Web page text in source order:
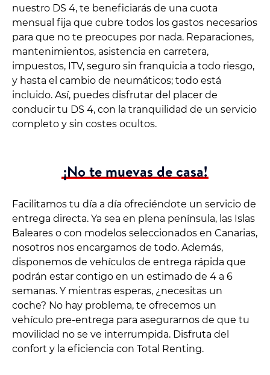
nuestro DS 4, te beneficiarás de una cuota
mensual fija que cubre todos los gastos necesarios
para que no te preocupes por nada. Reparaciones,
mantenimientos, asistencia en carretera,
impuestos, ITV, seguro sin franquicia a todo riesgo,
y hasta el cambio de neumáticos; todo está
incluido. Así, puedes disfrutar del placer de
conducir tu DS 4, con la tranquilidad de un servicio
completo y sin costes ocultos.
¡No te muevas de casa!
Facilitamos tu día a día ofreciéndote un servicio de
entrega directa. Ya sea en plena península, las Islas
Baleares o con modelos seleccionados en Canarias,
nosotros nos encargamos de todo. Además,
disponemos de vehículos de entrega rápida que
podrán estar contigo en un estimado de 4 a 6
semanas. Y mientras esperas, ¿necesitas un
coche? No hay problema, te ofrecemos un
vehículo pre-entrega para asegurarnos de que tu
movilidad no se ve interrumpida. Disfruta del
confort y la eficiencia con Total Renting.